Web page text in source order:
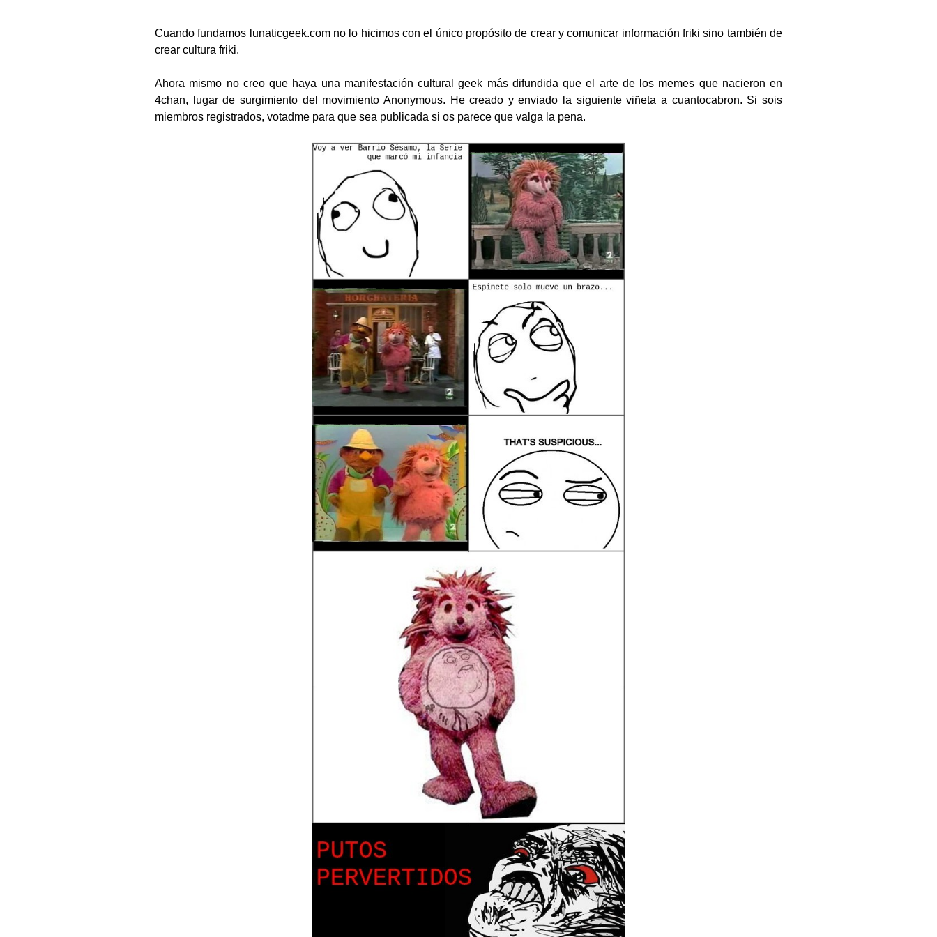
Cuando fundamos lunaticgeek.com no lo hicimos con el único propósito de crear y comunicar información friki sino también de
crear cultura friki.
Ahora mismo no creo que haya una manifestación cultural geek más difundida que el arte de los memes que nacieron en
4chan, lugar de surgimiento del movimiento Anonymous. He creado y enviado la siguiente viñeta a cuantocabron. Si sois
miembros registrados, votadme para que sea publicada si os parece que valga la pena.